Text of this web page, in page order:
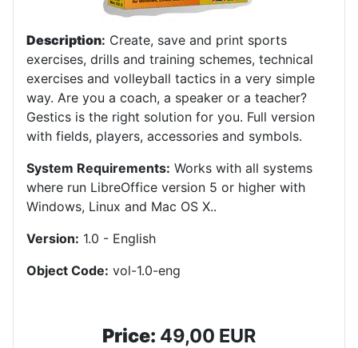
Description: Create, save and print sports
exercises, drills and training schemes, technical
exercises and volleyball tactics in a very simple
way. Are you a coach, a speaker or a teacher?
Gestics is the right solution for you. Full version
with fields, players, accessories and symbols.
System Requirements: Works with all systems
where run LibreOffice version 5 or higher with
Windows, Linux and Mac OS X..
Version: 1.0 - English
Object Code: vol-1.0-eng
Price: 49,00 EUR